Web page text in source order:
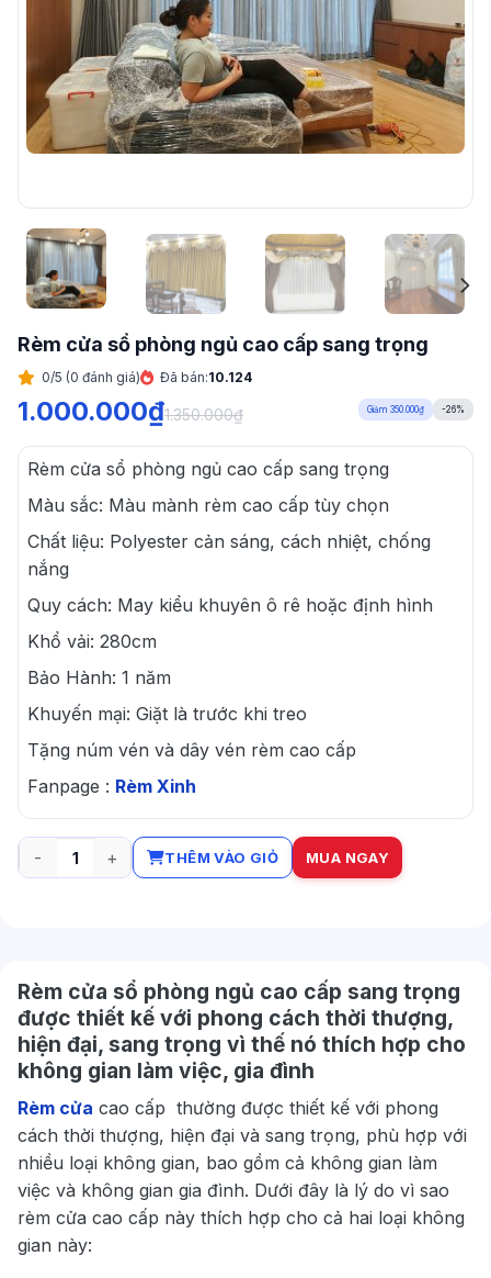
Rèm cửa sổ phòng ngủ cao cấp sang trọng
0/5 (0 đánh giá) Đã bán:10.124
1.000.000₫1.350.000₫ Giảm 350.000₫ -26%
Rèm cửa sổ phòng ngủ cao cấp sang trọng
Màu sắc: Màu mành rèm cao cấp tùy chọn
Chất liệu: Polyester cản sáng, cách nhiệt, chống
nắng
Quy cách: May kiểu khuyên ô rê hoặc định hình
Khổ vải: 280cm
Bảo Hành: 1 năm
Khuyến mại: Giặt là trước khi treo
Tặng núm vén và dây vén rèm cao cấp
Fanpage : Rèm Xinh
Rèm cửa sổ phòng ngủ cao cấp sang trọng số lượng
THÊM VÀO GIỎ MUA NGAY
Rèm cửa sổ phòng ngủ cao cấp sang trọng
được thiết kế với phong cách thời thượng,
hiện đại, sang trọng vì thế nó thích hợp cho
không gian làm việc, gia đình
Rèm cửa cao cấp thường được thiết kế với phong
cách thời thượng, hiện đại và sang trọng, phù hợp với
nhiều loại không gian, bao gồm cả không gian làm
việc và không gian gia đình. Dưới đây là lý do vì sao
rèm cửa cao cấp này thích hợp cho cả hai loại không
gian này: